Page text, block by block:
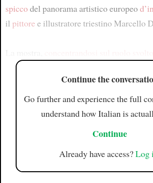
spiccodel panorama artistico europeo
il pittore e illustratore triestino Marcello
Continue the
Go further and experience the full
understand how Italian is
Continue
Already have access?Log